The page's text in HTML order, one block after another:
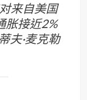
来自美国
胀接近2%
夫·麦克勒